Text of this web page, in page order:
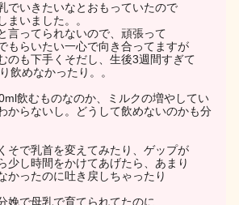
でいきたいなとおもっていたので
まいました。。
言ってられないので、頑張って
もらいたい一心で向き合ってますが
のも下手くそだし、生後3週間すぎて
飲めなかったり。。
飲むものなのか、ミルクの増やしてい
からないし。どうして飲めないのかも分
そで乳首を変えてみたり、ゲップが
少し時間をかけてあげたら、あまり
かったのに吐き戻しちゃったり
娩で母乳で育てられてたのに